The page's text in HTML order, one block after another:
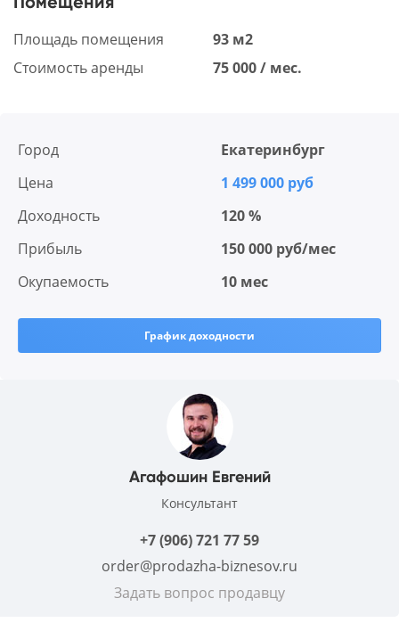
Площадь помещения
93 м2
Стоимость аренды
75 000 / мес.
Город
Екатеринбург
Цена
1 499 000 руб
Доходность
120 %
Прибыль
150 000 руб/мес
Окупаемость
10 мес
График доходности
Агафошин Евгений
Консультант
+7 (906) 721 77 59
order@prodazha-biznesov.ru
Задать вопрос продавцу